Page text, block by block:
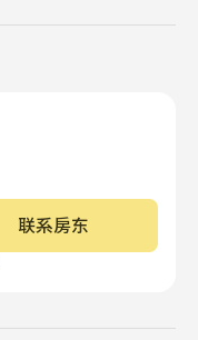
联系房东